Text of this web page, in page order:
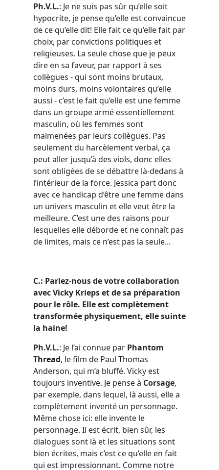
Ph.V.L.: Je ne suis pas sûr qu’elle soit
hypocrite, je pense qu’elle est convaincue
de ce qu’elle dit! Elle fait ce qu’elle fait par
choix, par convictions politiques et
religieuses. La seule chose que je peux
dire en sa faveur, par rapport à ses
collègues - qui sont moins brutaux,
moins durs, moins volontaires qu’elle
aussi - c’est le fait qu’elle est une femme
dans un groupe armé essentiellement
masculin, où les femmes sont
malmenées par leurs collègues. Pas
seulement du harcèlement verbal, ça
peut aller jusqu’à des viols, donc elles
sont obligées de se débattre là-dedans à
l’intérieur de la force. Jessica part donc
avec ce handicap d’être une femme dans
un univers masculin et elle veut être la
meilleure. C’est une des raisons pour
lesquelles elle déborde et ne connaît pas
de limites, mais ce n’est pas la seule...
C.: Parlez-nous de votre collaboration
avec Vicky Krieps et de sa préparation
pour le rôle. Elle est complètement
transformée physiquement, elle suinte
la haine!
Ph.V.L.: Je l’ai connue par Phantom
Thread, le film de Paul Thomas
Anderson, qui m’a bluffé. Vicky est
toujours inventive. Je pense à Corsage,
par exemple, dans lequel, là aussi, elle a
complètement inventé un personnage.
Même chose ici: elle invente le
personnage. Il est écrit, bien sûr, les
dialogues sont là et les situations sont
bien écrites, mais c’est ce qu’elle en fait
qui est impressionnant. Comme notre